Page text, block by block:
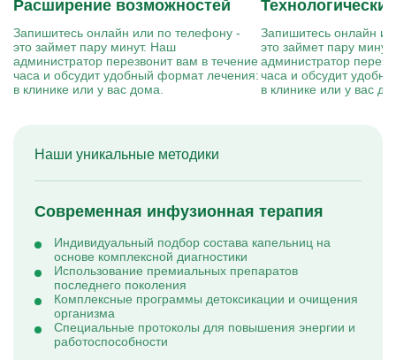
Расширение возможностей
Запишитесь онлайн или по телефону -
это займет пару минут. Наш
администратор перезвонит вам в течение
часа и обсудит удобный формат лечения:
в клинике или у вас дома.
Запишитесь онлайн
это займет пару
администратор
часа и обсудит
в клинике или у вас
Наши уникальные методики
Современная инфузионная терапия
Индивидуальный подбор состава капельниц на
основе комплексной диагностики
Использование премиальных препаратов
последнего поколения
Комплексные программы детоксикации и очищения
организма
Специальные протоколы для повышения энергии и
работоспособности